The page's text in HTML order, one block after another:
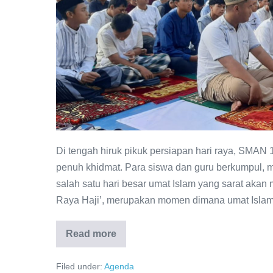
Menghidupkan
Semangat
Qurban
dan
Persamaan”
Di tengah hiruk pikuk persiapan hari raya,
penuh khidmat. Para siswa dan guru berkumpul,
salah satu hari besar umat Islam yang sarat akan
Raya Haji’, merupakan momen dimana umat
Read more
“Khidmat
Sholat
Adha
Filed under: Agenda